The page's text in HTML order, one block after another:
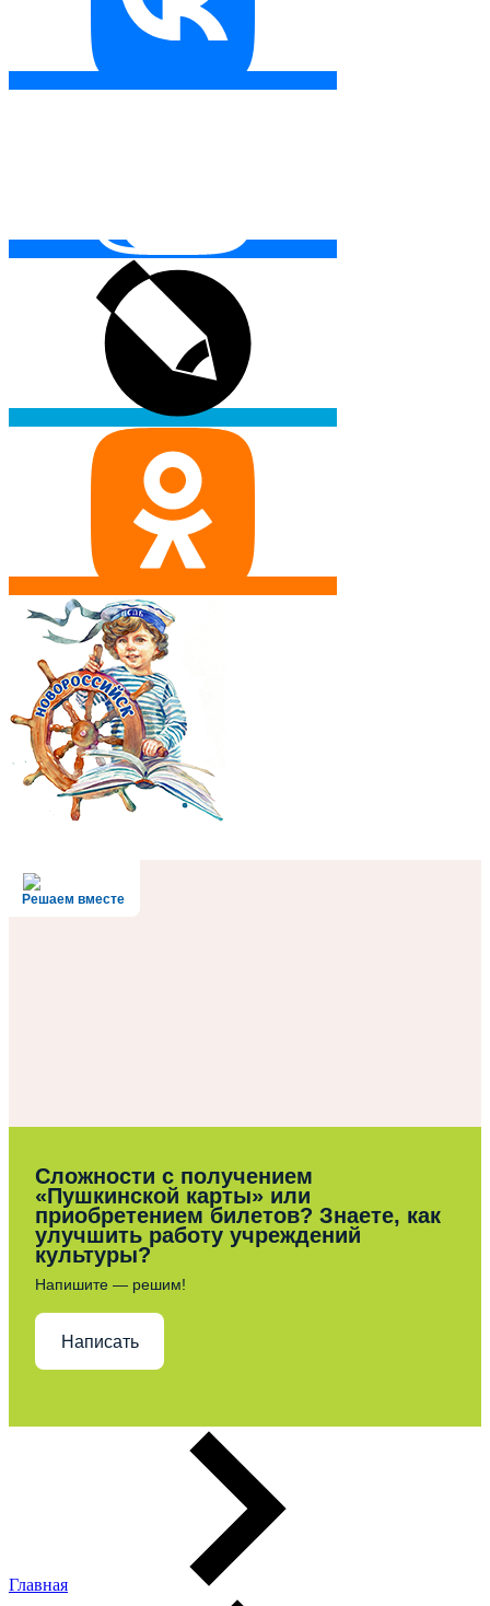
Решаем вместе
Сложности с получением
«Пушкинской карты» или
приобретением билетов? Знаете, как
улучшить работу учреждений
культуры?
Напишите — решим!
Написать
Главная